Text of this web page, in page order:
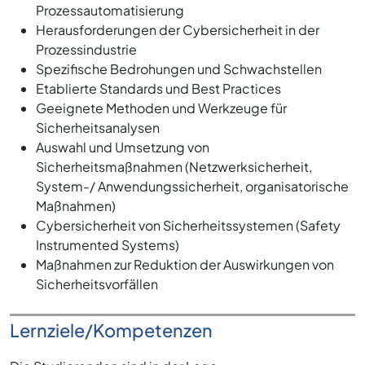
Prozessautomatisierung
Herausforderungen der Cybersicherheit in der
Prozessindustrie
Spezifische Bedrohungen und Schwachstellen
Etablierte Standards und Best Practices
Geeignete Methoden und Werkzeuge für
Sicherheitsanalysen
Auswahl und Umsetzung von
Sicherheitsmaßnahmen (Netzwerksicherheit,
System-/ Anwendungssicherheit, organisatorische
Maßnahmen)
Cybersicherheit von Sicherheitssystemen (Safety
Instrumented Systems)
Maßnahmen zur Reduktion der Auswirkungen von
Sicherheitsvorfällen
Lernziele/Kompetenzen